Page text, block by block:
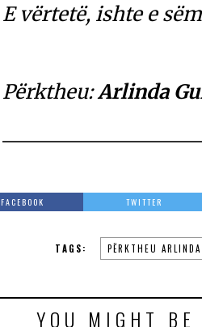
E vërtetë, ishte e
Përktheu:Arlinda
FACEBOOK TWITTER
TAGS: PËRKTHEU
YOU MIGHT